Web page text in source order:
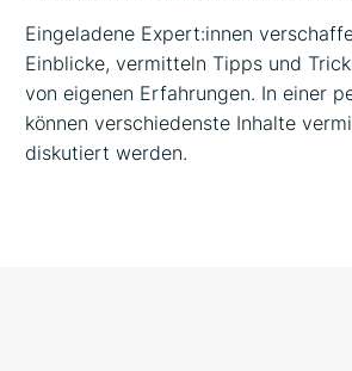
Eingeladene Expert:innen
Einblicke, vermitteln Tipps und
von eigenen Erfahrungen. In einer
können verschiedenste Inhalte
diskutiert werden.